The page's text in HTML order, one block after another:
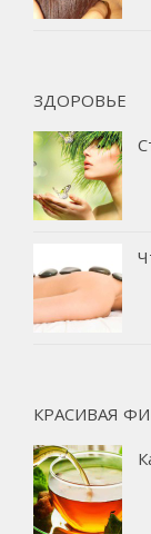
ЗДОРОВЬЕ
КРАСИВАЯ